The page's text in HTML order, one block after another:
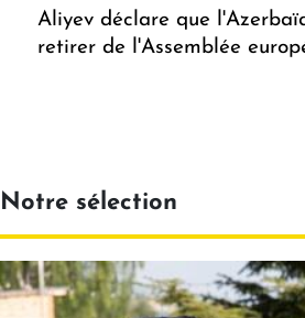
Aliyev déclare que
retirer de l'Assemblée
Notre sélection